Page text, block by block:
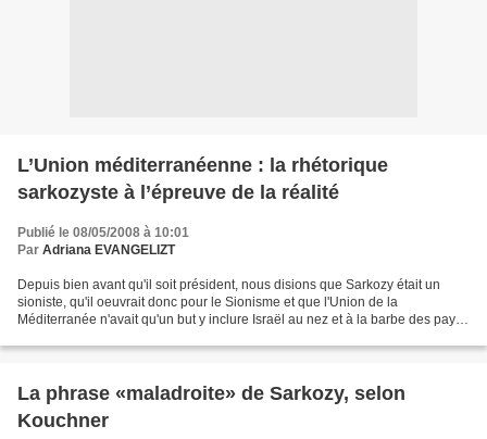
L’Union méditerranéenne : la rhétorique
sarkozyste à l’épreuve de la réalité
Publié le 08/05/2008 à 10:01
Par Adriana EVANGELIZT
Depuis bien avant qu'il soit président, nous disions que Sarkozy était un
sioniste, qu'il oeuvrait donc pour le Sionisme et que l'Union de la
Méditerranée n'avait qu'un but y inclure Israël au nez et à la barbe des pays
La phrase «maladroite» de Sarkozy, selon
Kouchner